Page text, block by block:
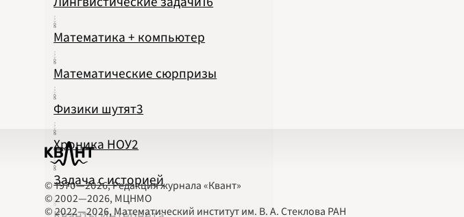
Математика + компьютер
Математические сюрпризы
Физики шутят3
Хроника НОУ2
Задача с историей
© 1970—2026, Редакция журнала «Квант»
© 2002—2026, МЦНМО
© 2022—2026, Математический институт им. В. А. Стеклова РАН